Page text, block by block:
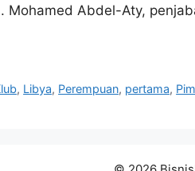
Mohamed Abdel-Aty,
, Libya, Perempuan, pertama,